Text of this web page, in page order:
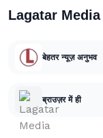
CORRECTIONS POLICY
Copyright
Lagatar Media
बेहतर न्यूज़ अनुभव
ब्राउज़र में ही